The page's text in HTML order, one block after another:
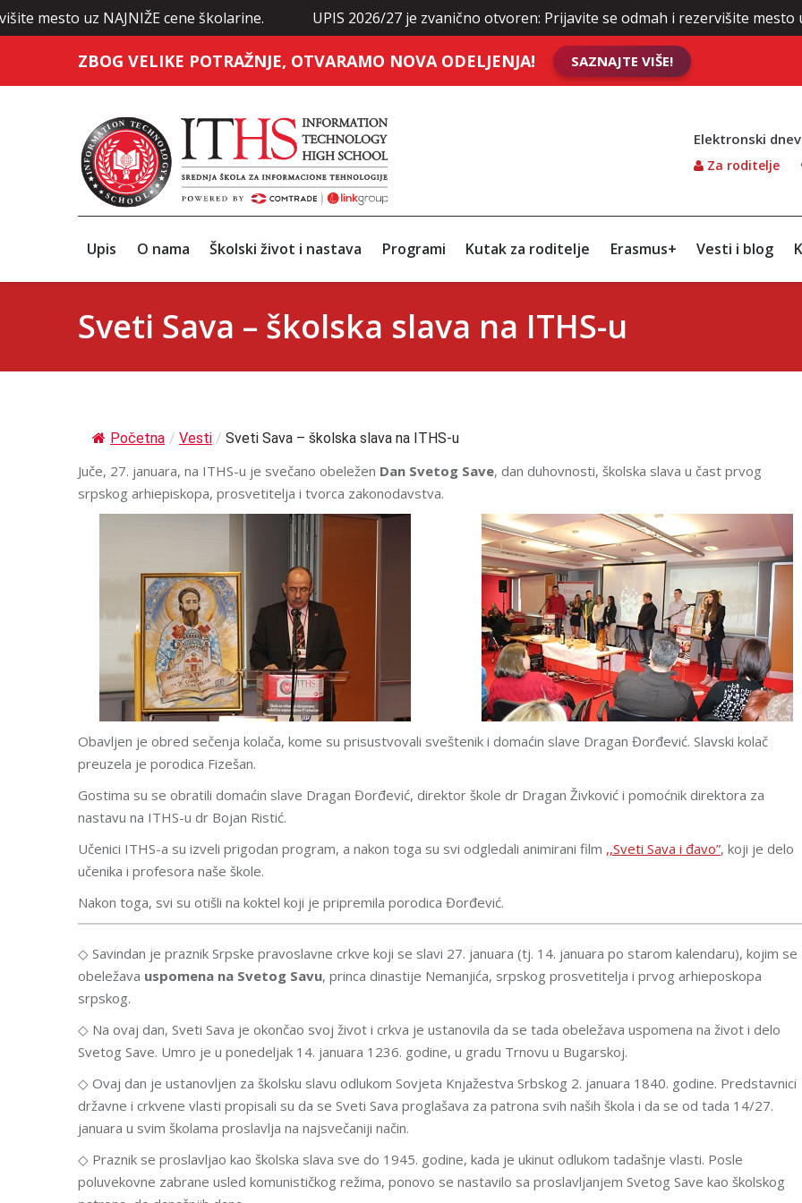
uz NAJNIŽE cene školarine. UPIS 2026/27 je zvanično otvoren: Prijavite se odmah i rezervišite mesto uz
ZBOG VELIKE POTRAŽNJE, OTVARAMO NOVA ODELJENJA! SAZNAJTE VIŠE!
Elektronski
Za roditelje
Upis O nama Školski život i nastava Programi Kutak za roditelje Erasmus+ Vesti i blog
Sveti Sava – školska slava na ITHS-u
Početna / Vesti / Sveti Sava – školska slava na ITHS-u
Juče, 27. januara, na ITHS-u je svečano obeležen Dan Svetog Save, dan duhovnosti, školska slava u čast prvog
srpskog arhiepiskopa, prosvetitelja i tvorca zakonodavstva.
Obavljen je obred sečenja kolača, kome su prisustvovali sveštenik i domaćin slave Dragan Đorđević. Slavski kolač
preuzela je porodica Fizešan.
Gostima su se obratili domaćin slave Dragan Đorđević, direktor škole dr Dragan Živković i pomoćnik direktora za
nastavu na ITHS-u dr Bojan Ristić.
Učenici ITHS-a su izveli prigodan program, a nakon toga su svi odgledali animirani film ,,Sveti Sava i đavo”, koji je delo
učenika i profesora naše škole.
Nakon toga, svi su otišli na koktel koji je pripremila porodica Đorđević.
◇ Savindan je praznik Srpske pravoslavne crkve koji se slavi 27. januara (tj. 14. januara po starom kalendaru), kojim se
obeležava uspomena na Svetog Savu, princa dinastije Nemanjića, srpskog prosvetitelja i prvog arhieposkopa
srpskog.
◇ Na ovaj dan, Sveti Sava je okončao svoj život i crkva je ustanovila da se tada obeležava uspomena na život i delo
Svetog Save. Umro je u ponedeljak 14. januara 1236. godine, u gradu Trnovu u Bugarskoj.
◇ Ovaj dan je ustanovljen za školsku slavu odlukom Sovjeta Knjažestva Srbskog 2. januara 1840. godine. Predstavnici
državne i crkvene vlasti propisali su da se Sveti Sava proglašava za patrona svih naših škola i da se od tada 14/27.
januara u svim školama proslavlja na najsvečaniji način.
◇ Praznik se proslavljao kao školska slava sve do 1945. godine, kada je ukinut odlukom tadašnje vlasti. Posle
poluvekovne zabrane usled komunističkog režima, ponovo se nastavilo sa proslavljanjem Svetog Save kao školskog